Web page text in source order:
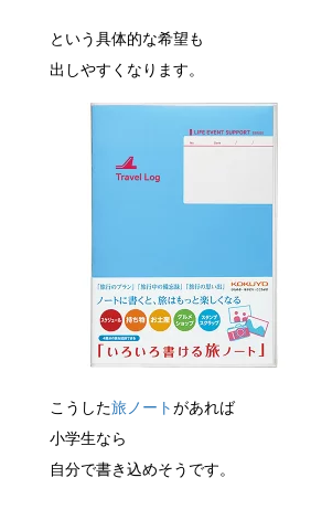
という具体的な希望も
出しやすくなります。
こうした旅ノートがあれば
小学生なら
自分で書き込めそうです。